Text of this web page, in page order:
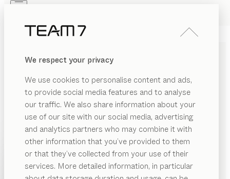
We respect your privacy
We use cookies to personalise content and ads,
to provide social media features and to analyse
our traffic. We also share information about your
use of our site with our social media, advertising
and analytics partners who may combine it with
other information that you’ve provided to them
or that they’ve collected from your use of their
services. More detailed information, in particular
PRODUITS
INSPIRATION
REVENDEUR
Catégories
PRODUITS
INSPIRATION
TEAM 7 ESSENTIALS -
BEST-SELLERS AUX
MEILLEURS PRIX
La gamme TEAM 7 Essentials contient les best-sellers
pour le salon, la salle à manger et la chambre à